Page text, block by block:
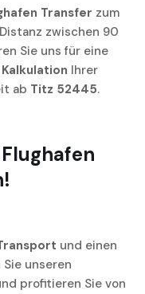
Transfer zum
zwischen 90
Sie uns für eine
Ihrer
ab Titz 52445.
und einen
Sie unseren
profitieren Sie von